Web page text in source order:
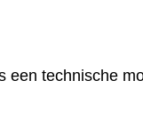
een technische